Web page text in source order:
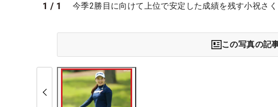
1 / 1 今季2勝目に向けて上位で安定した成績を残す小祝さく
この写真の記